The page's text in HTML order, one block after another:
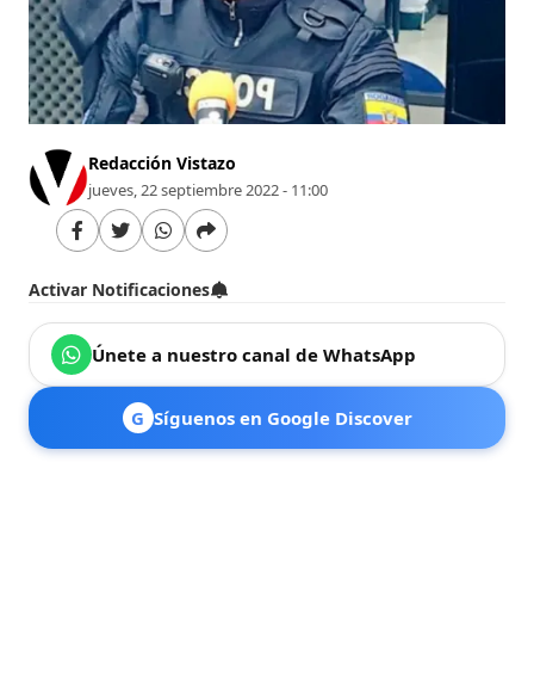
Redacción Vistazo
jueves, 22 septiembre 2022 - 11:00
Activar Notificaciones
Únete a nuestro canal de WhatsApp
G Síguenos en Google Discover